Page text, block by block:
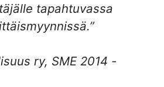
tapahtuvassa
ry, SME 2014 -